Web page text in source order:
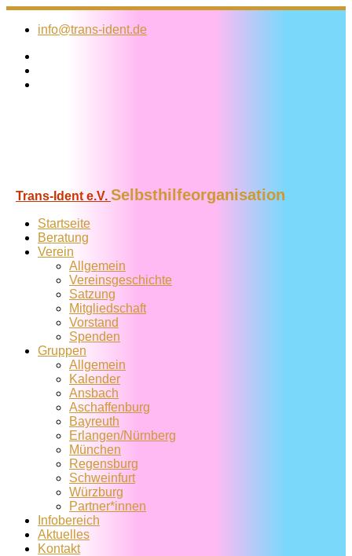
Zum
Inhalt
info@trans-ident.de
Trans-Ident e.V. Selbsthilfeorganisation
Startseite
Beratung
Verein
Allgemein
Vereins­geschichte
Satzung
Mitglied­schaft
Vorstand
Spenden
Gruppen
Allgemein
Kalender
Ansbach
Aschaffenburg
Bayreuth
Erlangen/Nürnberg
München
Regensburg
Schweinfurt
Würzburg
Partner*innen
Infobereich
Aktuelles
Kontakt